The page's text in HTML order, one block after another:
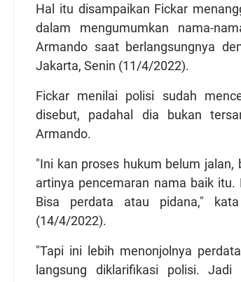
Hal itu disampaikan Fickar
dalam mengumumkan nama-
Armando saat berlangsungnya
Jakarta, Senin (11/4/2022).
Fickar menilai polisi sudah
disebut, padahal dia bukan
Armando.
"Ini kan proses hukum belum
artinya pencemaran nama baik
Bisa perdata atau pidana,"
(14/4/2022).
"Tapi ini lebih menonjolnya
langsung diklarifikasi polisi.